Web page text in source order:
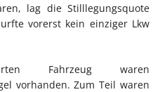
lag die Stilllegungsquote
vorerst kein einziger Lkw
Fahrzeug waren
vorhanden. Zum Teil waren